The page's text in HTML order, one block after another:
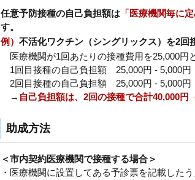
任意予防接種の自己負担額は 「医療機関毎に
す。
例） 不活化ワクチン（シングリックス）を2回
医療機関が1回あたりの接種費用を25,000円
1回目接種の自己負担額 25,000円 - 5,000円
2回目接種の自己負担額 25,000円 - 5,000円
→ 自己負担額は、2回の接種で合計40,000円
助成方法
＜市内契約医療機関で接種する場合＞
・医療機関に設置してある予診票を記載したう